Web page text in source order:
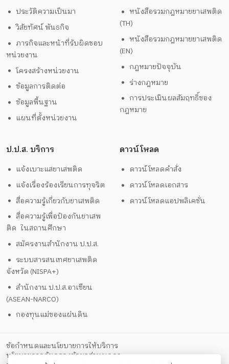
ประวัติความเป็นมา
วิสัยทัศน์ พันธกิจ
ภารกิจและหน้าที่รับผิดชอบ
หน่วยงาน
โครงสร้างหน่วยงาน
ข้อมูลการติดต่อ
ข้อมูลพื้นฐาน
แผนที่ตั้งหน่วยงาน
หนังสือรวมกฎหมายยาเสพติด
(TH)
หนังสือรวมกฎหมายยาเสพติด
(EN)
กฎหมายปัจจุบัน
ร่างกฎหมาย
การประเมินผลสัมฤทธิ์ของ
กฎหมาย
ป.ป.ส. บริการ
แจ้งเบาะแสยาเสพติด
แจ้งเรื่องร้องเรียนการทุจริต
สื่อความรู้เกี่ยวกับยาเสพติด
สื่อความรู้เพื่อป้องกันยาเสพ
ติด ในสถานศึกษา
สมัครงานสำนักงาน ป.ป.ส.
ระบบสารสนเทศยาเสพติด
จังหวัด (NISPA+)
สำนักงาน ป.ป.ส.อาเซียน
(ASEAN-NARCO)
กองทุนแม่ของแผ่นดิน
ดาวน์โหลด
ดาวน์โหลดคำสั่ง
ดาวน์โหลดเอกสาร
ดาวน์โหลดแอปพลิเคชั่น
ข้อกำหนดและนโยบายการให้บริการ
นโยบายการคุ้มครองข้อมูลส่วนบุคคล